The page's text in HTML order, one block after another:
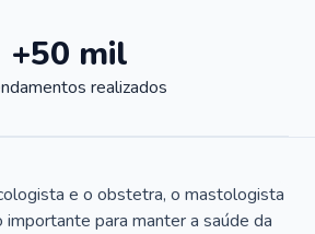
+50 mil
realizados
e o obstetra, o mastologista
para manter a saúde da